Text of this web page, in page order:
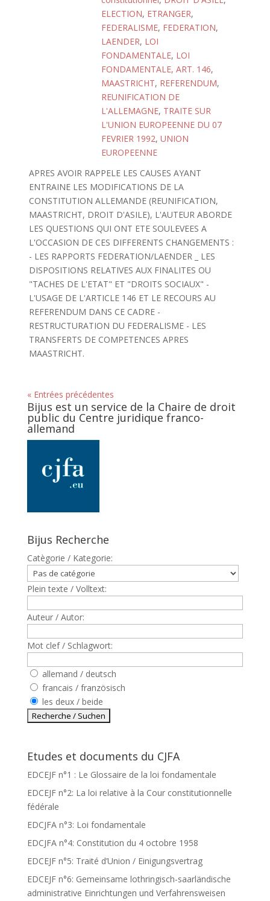
ELECTION, ETRANGER,
FEDERALISME, FEDERATION,
LAENDER, LOI
FONDAMENTALE, LOI
FONDAMENTALE, ART. 146,
MAASTRICHT, REFERENDUM,
REUNIFICATION DE
L'ALLEMAGNE, TRAITE SUR
L'UNION EUROPEENNE DU 07
FEVRIER 1992, UNION
EUROPEENNE
APRES AVOIR RAPPELE LES CAUSES AYANT
ENTRAINE LES MODIFICATIONS DE LA
CONSTITUTION ALLEMANDE (REUNIFICATION,
MAASTRICHT, DROIT D'ASILE), L'AUTEUR ABORDE
LES QUESTIONS QUI ONT ETE SOULEVEES A
L'OCCASION DE CES DIFFERENTS CHANGEMENTS :
- LES RAPPORTS FEDERATION/LAENDER _ LES
DISPOSITIONS RELATIVES AUX FINALITES OU
"TACHES DE L'ETAT" ET "DROITS SOCIAUX" -
L'USAGE DE L'ARTICLE 146 ET LE RECOURS AU
REFERENDUM DANS CE CADRE -
RESTRUCTURATION DU FEDERALISME - LES
TRANSFERTS DE COMPETENCES APRES
MAASTRICHT.
« Entrées précédentes
Bijus est un service de la Chaire de droit
public du Centre juridique franco-
allemand
Bijus Recherche
Catègorie / Kategorie:
Plein texte / Volltext:
Auteur / Autor:
Mot clef / Schlagwort:
allemand / deutsch
francais / französisch
les deux / beide
Etudes et documents du CJFA
EDCEJF n°1 : Le Glossaire de la loi fondamentale
EDCEJF n°2: La loi relative à la Cour constitutionnelle
fédérale
EDCJFA n°3: Loi fondamentale
EDCJFA n°4: Constitution du 4 octobre 1958
EDCEJF n°5: Traité d’Union / Einigungsvertrag
EDCEJF n°6: Gemeinsame lothringisch-saarländische
administrative Einrichtungen und Verfahrensweisen